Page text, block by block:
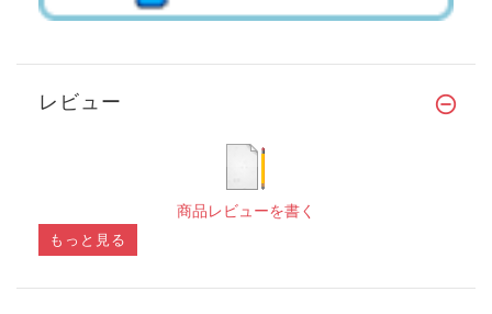
レビュー
商品レビューを書く
もっと見る